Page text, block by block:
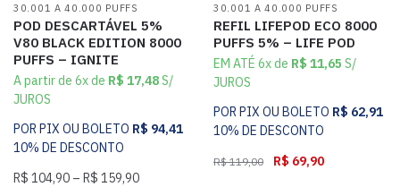
30.001 A 40.000 PUFFS
POD DESCARTÁVEL 5%
V80 BLACK EDITION 8000
PUFFS – IGNITE
A partir de 6x de R$ 17,48S/
JUROS
POR PIX OU BOLETO R$ 94,41
10% DE DESCONTO
R$ 104,90 – R$ 159,90
30.001 A 40.000 PUFFS
REFIL LIFEPOD ECO 8000
PUFFS 5% – LIFE POD
EM ATÉ 6x de R$ 11,65 S/
JUROS
POR PIX OU BOLETO R$ 62,91
10% DE DESCONTO
R$119,00 R$ 69,90